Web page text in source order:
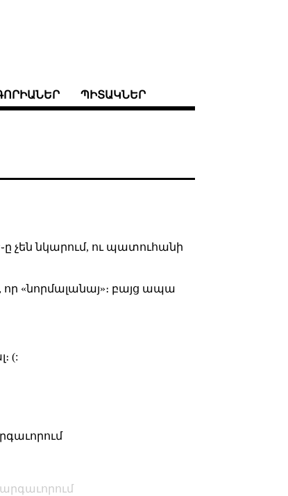
ՊԻՏԱԿՆԵՐ
֊ը չեն նկարում, ու պատուհանի
որ «նորմալանայ»։ բայց ապա
(: